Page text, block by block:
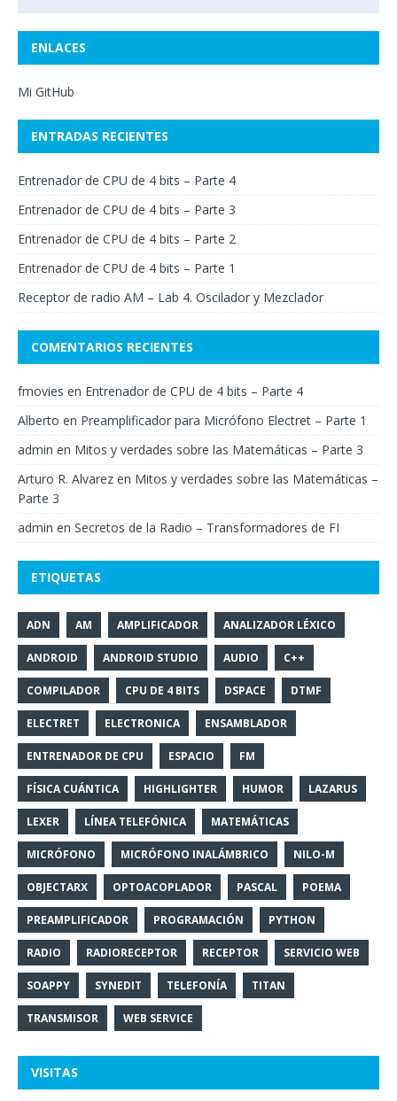
ENLACES
Mi GitHub
ENTRADAS RECIENTES
Entrenador de CPU de 4 bits – Parte 4
Entrenador de CPU de 4 bits – Parte 3
Entrenador de CPU de 4 bits – Parte 2
Entrenador de CPU de 4 bits – Parte 1
Receptor de radio AM – Lab 4. Oscilador y Mezclador
COMENTARIOS RECIENTES
fmovies en Entrenador de CPU de 4 bits – Parte 4
Alberto en Preamplificador para Micrófono Electret – Parte 1
admin en Mitos y verdades sobre las Matemáticas – Parte 3
Arturo R. Alvarez en Mitos y verdades sobre las Matemáticas –
Parte 3
admin en Secretos de la Radio – Transformadores de FI
ETIQUETAS
ADN AM AMPLIFICADOR ANALIZADOR LÉXICO
ANDROID ANDROID STUDIO AUDIO C++
COMPILADOR CPU DE 4 BITS DSPACE DTMF
ELECTRET ELECTRONICA ENSAMBLADOR
ENTRENADOR DE CPU ESPACIO FM
FÍSICA CUÁNTICA HIGHLIGHTER HUMOR LAZARUS
LEXER LÍNEA TELEFÓNICA MATEMÁTICAS
MICRÓFONO MICRÓFONO INALÁMBRICO NILO-M
OBJECTARX OPTOACOPLADOR PASCAL POEMA
PREAMPLIFICADOR PROGRAMACIÓN PYTHON
RADIO RADIORECEPTOR RECEPTOR SERVICIO WEB
SOAPPY SYNEDIT TELEFONÍA TITAN
TRANSMISOR WEB SERVICE
VISITAS